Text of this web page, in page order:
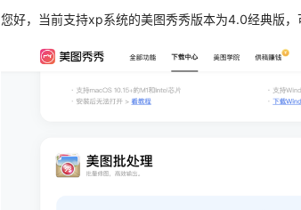
您好，当前支持xp系统的美图秀秀版本为4.0经典版，